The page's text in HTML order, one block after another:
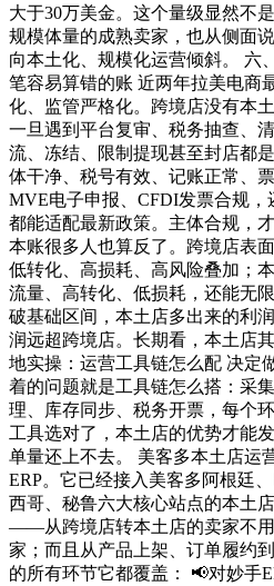
大于30万美金。这个量级显然不
规模体量的成熟卖家，也从侧面
向本土化、规模化运营倾斜。 六
笔容易算错的账 近两年拉美电商
化、监管严格化。跨境店没有本
一旦遇到平台复审、税务抽查、
流、冻结、限制提现甚至封店都
体干净、税号有效、记账正常、
MVE电子申报、CFDI发票合规，
都能适配最新政策。主体合规，
本账很多人也算反了。跨境店表
低转化、高损耗、高风险叠加；
流量、高转化、低损耗，还能无
破基础区间，本土店多出来的利
润远超跨境店。长期看，本土店
地实操：运营工具链怎么配 决定
着的问题就是工具链怎么搭：采
理、库存同步、税务开票，每个
工具选对了，本土店的优势才能
单量还上不去。 美客多本土店运
ERP。它已经接入美客多阿根廷
西哥、秘鲁六大核心站点的本土
——从跨境店转本土店的卖家不
家；而且从产品上架、订单履约
的所有环节它都覆盖： 📢对妙手